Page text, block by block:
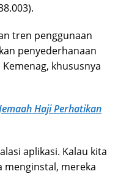
tren penggunaan
penyederhanaan
khususnya
Haji Perhatikan
aplikasi. Kalau kita
menginstal, mereka